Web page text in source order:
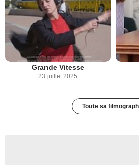
Grande Vitesse
23 juillet 2025
Toute sa